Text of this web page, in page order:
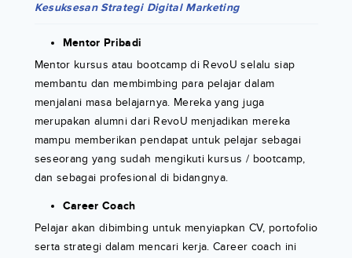
Kesuksesan Strategi Digital Marketing
Mentor Pribadi
Mentor kursus atau bootcamp di RevoU selalu siap
membantu dan membimbing para pelajar dalam
menjalani masa belajarnya. Mereka yang juga
merupakan alumni dari RevoU menjadikan mereka
mampu memberikan pendapat untuk pelajar sebagai
seseorang yang sudah mengikuti kursus / bootcamp,
dan sebagai profesional di bidangnya.
Career Coach
Pelajar akan dibimbing untuk menyiapkan CV, portofolio
serta strategi dalam mencari kerja. Career coach ini